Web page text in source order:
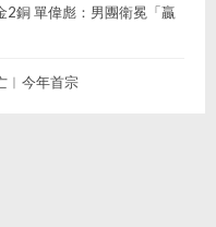
2銅 單偉彪：男團衛冕「贏
︱今年首宗